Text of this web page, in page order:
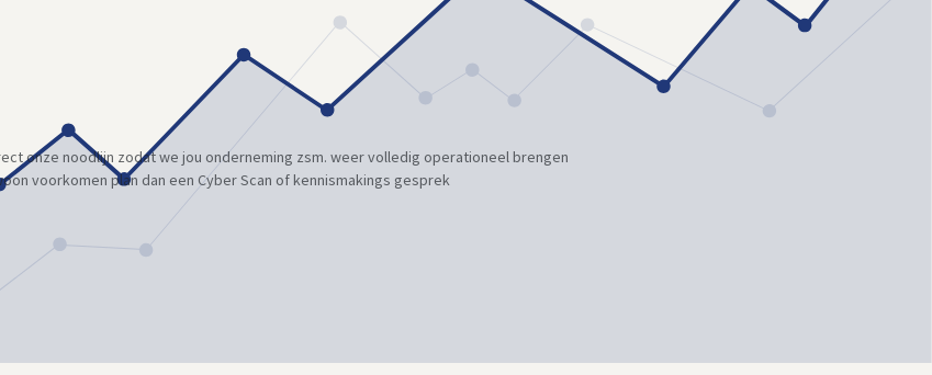
onze noodlijn zodat we jou onderneming zsm. weer volledig operationeel brengen
voorkomen plan dan een Cyber Scan of kennismakings gesprek